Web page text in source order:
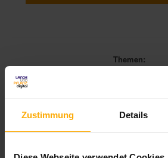
Zustimmung Details
Themen: